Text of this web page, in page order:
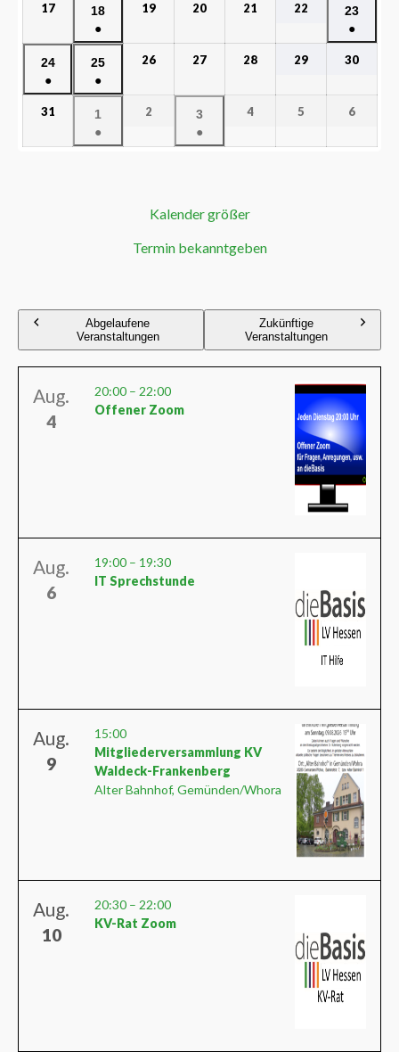
17
18
●
19 20 21 22
23
●
24
●
25
●
26 27 28 29 30
31
1
●
2
3
●
4 5 6
Kalender größer
Termin bekanntgeben
Abgelaufene
Veranstaltungen
Zukünftige
Veranstaltungen
Aug.
4
20:00 – 22:00
Offener Zoom
Aug.
6
19:00 – 19:30
IT Sprechstunde
Aug.
9
15:00
Mitgliederversammlung KV
Waldeck-Frankenberg
Alter Bahnhof, Gemünden/Whora
Aug.
10
20:30 – 22:00
KV-Rat Zoom